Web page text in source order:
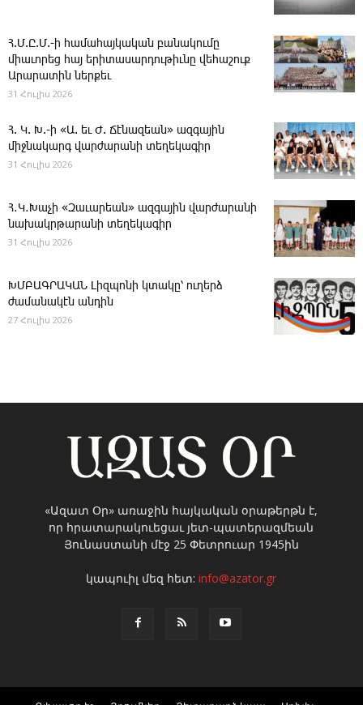
Հ.Մ.Ը.Մ.-ի համահայկական բանակումը
միաւորեց հայ երիտասարդութիւնը վեհաշուք
Արարատին ներքեւ
31 Հուլիս 2026
Հ. Կ. Խ.-ի «Ա. եւ Ժ. ­Ճէնազեան» ազգային
միջնակարգ վարժարանի տեղեկագիր
31 Հուլիս 2026
Հ․Կ․Խաչի «Զաւարեան» ազգային վարժարանի
նախակրթարանի տեղեկագիր
31 Հուլիս 2026
ԽՄԲԱԳՐԱԿԱՆ ­Լիզպոնի կտակը՝ ուղերձ
ժամանակէն անդին
27 Հուլիս 2026
«Ազատ Օր» առաջին հայկական օրաթերթն է,
որ հրատարակուեցաւ յետ-պատերազմեան
Յունաստանի մէջ 25 Փետրուար 1945ին
կապուիլ մեզ հետ:info@azator.gr